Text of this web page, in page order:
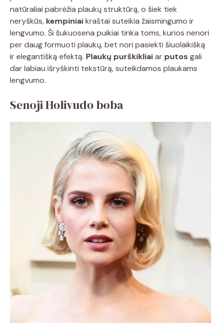
natūraliai pabrėžia plaukų struktūrą, o šiek tiek
neryškūs, kempiniaikraštai suteikia žaismingumo ir
lengvumo. Ši šukuosena puikiai tinka toms, kurios nenori
per daug formuoti plaukų, bet nori pasiekti šiuolaikišką
ir elegantišką efektą. Plaukų purškikliaiar putos gali
dar labiau išryškinti tekstūrą, suteikdamos plaukams
lengvumo.
Senoji Holivudo boba